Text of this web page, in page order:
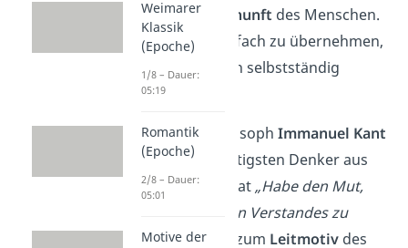
stand jetzt die
Vernunft des Menschen.
Anstatt Wissen einfach zu übernehmen,
sollte jeder Mensch selbstständig
denken.
Der deutsche PhilosophImmanuel Kant
war einer der wichtigsten Denker aus
dieser Zeit. Sein Zitat„Habe den Mut,
dich deines eigenen Verstandes zu
bedienen.“wurde zum Leitmotiv des
Weimarer
Klassik
(Epoche)
1/8 – Dauer:
05:19
Romantik
(Epoche)
2/8 – Dauer:
05:01
Motive der